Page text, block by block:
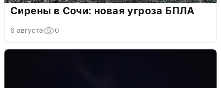
Сирены в Сочи: новая угроза БПЛА
6 августа 0